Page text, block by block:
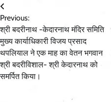
Post
navigation
Previous:
श्री बदरीनाथ -केदारनाथ मंदिर समिति
मुख्य कार्याधिकारी विजय प्रसाद
थपलियाल ने एक माह का वेतन भगवान
श्री बदरीविशाल- श्री केदारनाथ को
समर्पित किया।